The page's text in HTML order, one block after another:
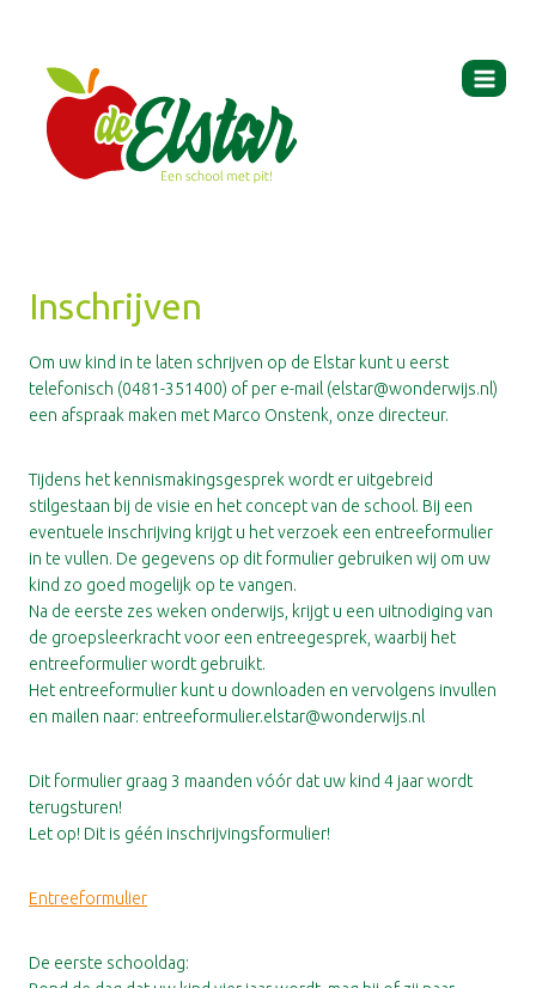
Inschrijven
Om uw kind in te laten schrijven op de Elstar kunt u eerst
telefonisch (0481-351400) of per e-mail (elstar@wonderwijs.nl)
een afspraak maken met Marco Onstenk, onze directeur.
Tijdens het kennismakingsgesprek wordt er uitgebreid
stilgestaan bij de visie en het concept van de school. Bij een
eventuele inschrijving krijgt u het verzoek een entreeformulier
in te vullen. De gegevens op dit formulier gebruiken wij om uw
kind zo goed mogelijk op te vangen.
Na de eerste zes weken onderwijs, krijgt u een uitnodiging van
de groepsleerkracht voor een entreegesprek, waarbij het
entreeformulier wordt gebruikt.
Het entreeformulier kunt u downloaden en vervolgens invullen
en mailen naar: entreeformulier.elstar@wonderwijs.nl
Dit formulier graag 3 maanden vóór dat uw kind 4 jaar wordt
terugsturen!
Let op! Dit is géén inschrijvingsformulier!
Entreeformulier
De eerste schooldag: